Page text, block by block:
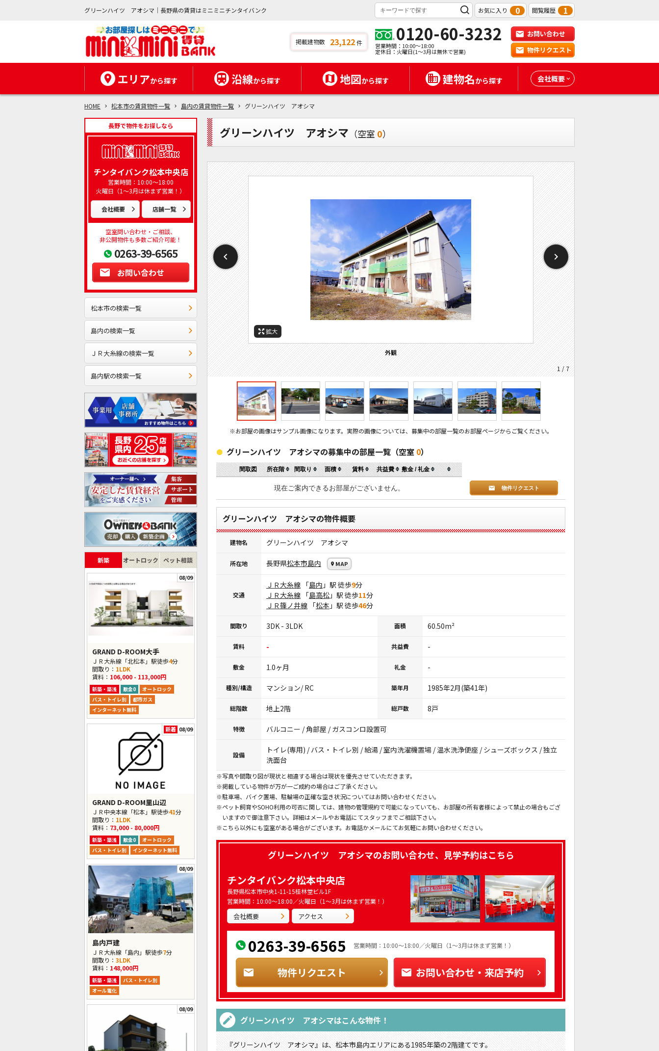
グリーンハイツ アオシマ｜長野県の賃貸はミニミニチンタイバンク お気に入り 0 閲覧履歴 1
掲載建物数 23,122件 0120-60-3232
営業時間：10:00～18:00
定休日：火曜日(1～3月は無休で営業)
お問い合わせ
物件リクエスト
エリアから探す 沿線から探す 地図から探す 建物名から探す 会社概要
HOME 松本市の賃貸物件一覧 島内の賃貸物件一覧 グリーンハイツ アオシマ
長野で物件をお探しなら
チンタイバンク松本中央店
営業時間：10:00～18:00
火曜日（1～3月は休まず営業！）
会社概要 店舗一覧
空室問い合わせ・ご相談、
非公開物件も多数ご紹介可能！
0263-39-6565
お問い合わせ
松本市の検索一覧
島内の検索一覧
ＪＲ大糸線の検索一覧
島内駅の検索一覧
新築 オートロック ペット相談
08/09
GRAND D-ROOM大手
ＪＲ大糸線「北松本」駅徒歩4分
間取り： 1LDK
賃料： 106,000 - 113,000円
新築・築浅 敷金0
オートロック
バス・トイレ別
都市ガス
インターネット無料
新着 08/09
GRAND D-ROOM里山辺
ＪＲ中央本線「松本」駅徒歩41分
間取り： 1LDK
賃料： 73,000 - 80,000円
新築・築浅 敷金0
オートロック
バス・トイレ別
インターネット無料
08/09
島内戸建
ＪＲ大糸線「島内」駅徒歩7分
間取り： 3LDK
賃料： 148,000円
新築・築浅
バス・トイレ別
オール電化
08/09
グリーンハイツ アオシマ （空室 0）
拡大
外観
1 / 7
拡大
周辺施設：大学
拡大
周辺施設：コンビニ
拡大
周辺施設：スーパー
拡大
周辺施設：銀行
拡大
周辺施設：警察署・交番
拡大
周辺施設：役所
※お部屋の画像はサンプル画像になります。実際の画像については、募集中の部屋一覧のお部屋ページからご覧ください。
グリーンハイツ アオシマの募集中の部屋一覧（空室 0）
間取図 所在階 間取り 面積 賃料 共益費 敷金 / 礼金
現在ご案内できるお部屋がございません。 物件リクエスト
グリーンハイツ アオシマの物件概要
建物名 グリーンハイツ アオシマ
所在地 長野県松本市島内 MAP
交通
ＪＲ大糸線 「島内 」駅 徒歩9分
ＪＲ大糸線 「島高松 」駅 徒歩11分
ＪＲ篠ノ井線 「松本 」駅 徒歩46分
間取り 3DK - 3LDK 面積 60.50m²
賃料 - 共益費 -
敷金 1.0ヶ月 礼金 -
種別/構造 マンション/ RC 築年月 1985年2月(築41年)
総階数 地上2階 総戸数 8戸
特徴 バルコニー / 角部屋 / ガスコンロ設置可
設備
トイレ(専用) / バス・トイレ別 / 給湯 / 室内洗濯機置場 / 温水洗浄便座 / シューズボックス / 独立
洗面台
※写真や間取り図が現状と相違する場合は現状を優先させていただきます。
※掲載している物件が万が一ご成約の場合はご了承ください。
※駐車場、バイク置場、駐輪場の正確な空き状況についてはお問い合わせください。
※ペット飼育やSOHO利用の可否に関しては、建物の管理規約で可能になっていても、お部屋の所有者様によって禁止の場合もござ
いますので御注意下さい。詳細はメールやお電話にてスタッフまでご相談下さい。
※こちら以外にも空室がある場合がございます。お電話かメールにてお気軽にお問い合わせください。
グリーンハイツ アオシマのお問い合わせ、見学予約はこちら
チンタイバンク松本中央店
長野県松本市中央1-11-15桂林堂ビル1F
営業時間：10:00～18:00／火曜日（1～3月は休まず営業！）
会社概要 アクセス
0263-39-6565 営業時間：10:00～18:00／火曜日（1～3月は休まず営業！）
物件リクエスト お問い合わせ・来店予約
グリーンハイツ アオシマはこんな物件！
『グリーンハイツ アオシマ』は、松本市島内エリアにある1985年築の2階建てです。